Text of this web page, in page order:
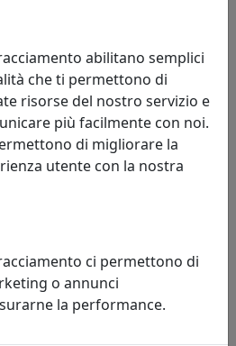
MEDIO, PIANO ROTONDO, GRIGIO,
158,00 €
abilitano semplici
che ti permettono di
risorse del nostro servizio e
più facilmente con noi.
di migliorare la
utente con la nostra
ci permettono di
o annunci
la performance.